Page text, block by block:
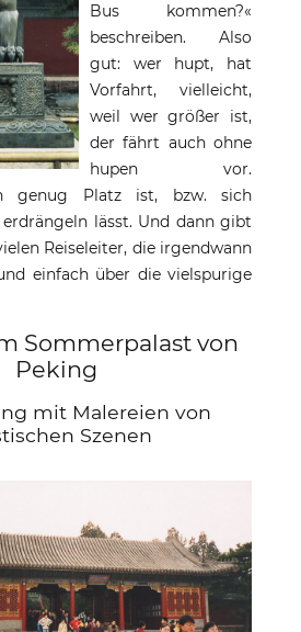
Bus kommen?«
beschreiben. Also
gut: wer hupt, hat
Vorfahrt, vielleicht,
weil wer größer ist,
der fährt auch ohne
hupen vor.
genug Platz ist, bzw. sich
lässt. Und dann gibt
Reiseleiter, die irgendwann
einfach über die vielspurige
Sommerpalast von
Peking
mit Malereien von
Szenen